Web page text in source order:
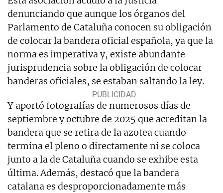
denunciando que aunque los órganos del
Parlamento de Cataluña conocen su obligación
de colocar la bandera oficial española, ya que la
norma es imperativa y, existe abundante
jurisprudencia sobre la obligación de colocar
banderas oficiales, se estaban saltando la ley.
Y aportó fotografías de numerosos días de
septiembre y octubre de 2025 que acreditan la
bandera que se retira de la azotea cuando
termina el pleno o directamente ni se coloca
junto a la de Cataluña cuando se exhibe esta
última. Además, destacó que la bandera
catalana es desproporcionadamente más